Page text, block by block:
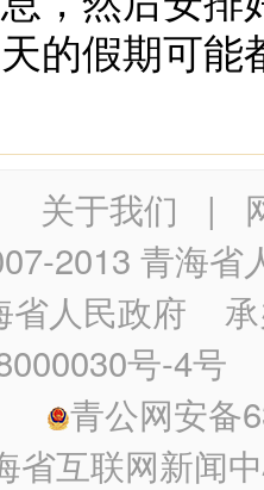
的假期可
关于我们 |
2013 青海省
省人民政府 承
号-4号
青公网安备
省互联网新闻